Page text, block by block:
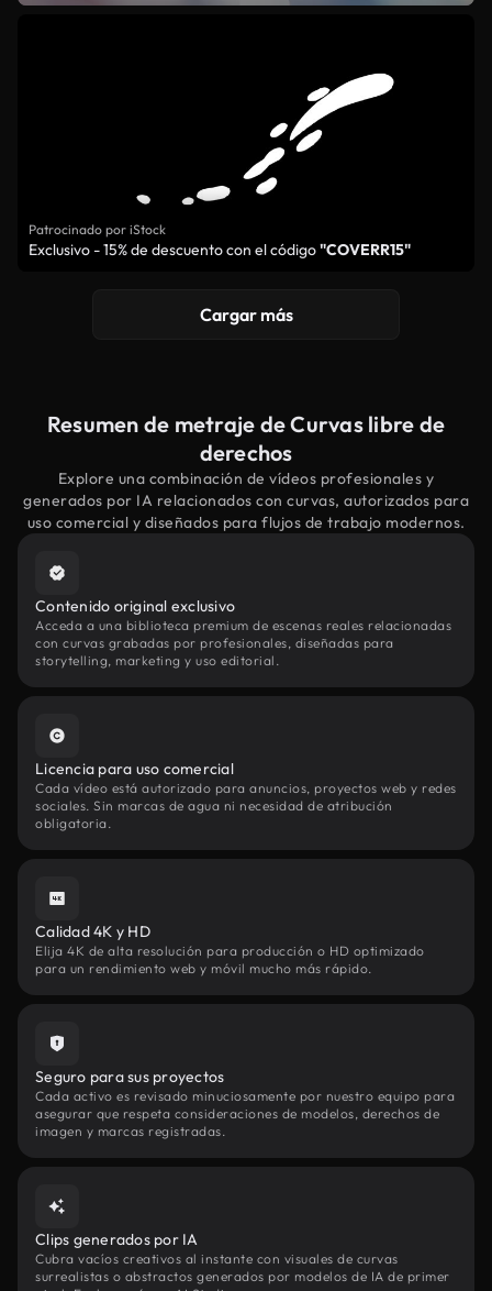
Patrocinado por iStock
Exclusivo - 15% de descuento con el código"COVERR15"
Cargar más
Resumen de metraje de Curvas libre de
derechos
Explore una combinación de vídeos profesionales y
generados por IA relacionados con curvas, autorizados para
uso comercial y diseñados para flujos de trabajo modernos.
Contenido original exclusivo
Acceda a una biblioteca premium de escenas reales relacionadas
con curvas grabadas por profesionales, diseñadas para
storytelling, marketing y uso editorial.
Licencia para uso comercial
Cada vídeo está autorizado para anuncios, proyectos web y redes
sociales. Sin marcas de agua ni necesidad de atribución
obligatoria.
Calidad 4K y HD
Elija 4K de alta resolución para producción o HD optimizado
para un rendimiento web y móvil mucho más rápido.
Seguro para sus proyectos
Cada activo es revisado minuciosamente por nuestro equipo para
asegurar que respeta consideraciones de modelos, derechos de
imagen y marcas registradas.
Clips generados por IA
Cubra vacíos creativos al instante con visuales de curvas
surrealistas o abstractos generados por modelos de IA de primer